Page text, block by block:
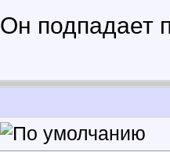
Он подпадает